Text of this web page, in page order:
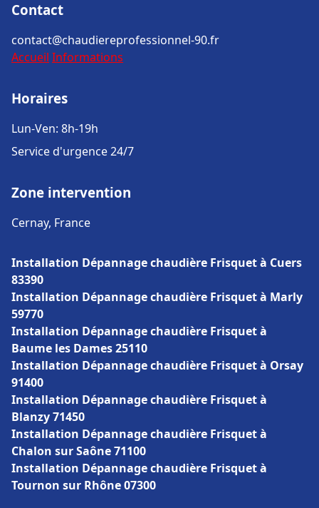
Contact
contact@chaudiereprofessionnel-90.fr
Accueil Informations
Horaires
Lun-Ven: 8h-19h
Service d'urgence 24/7
Zone intervention
Cernay, France
Installation Dépannage chaudière Frisquet à Cuers
83390
Installation Dépannage chaudière Frisquet à Marly
59770
Installation Dépannage chaudière Frisquet à
Baume les Dames 25110
Installation Dépannage chaudière Frisquet à Orsay
91400
Installation Dépannage chaudière Frisquet à
Blanzy 71450
Installation Dépannage chaudière Frisquet à
Chalon sur Saône 71100
Installation Dépannage chaudière Frisquet à
Tournon sur Rhône 07300